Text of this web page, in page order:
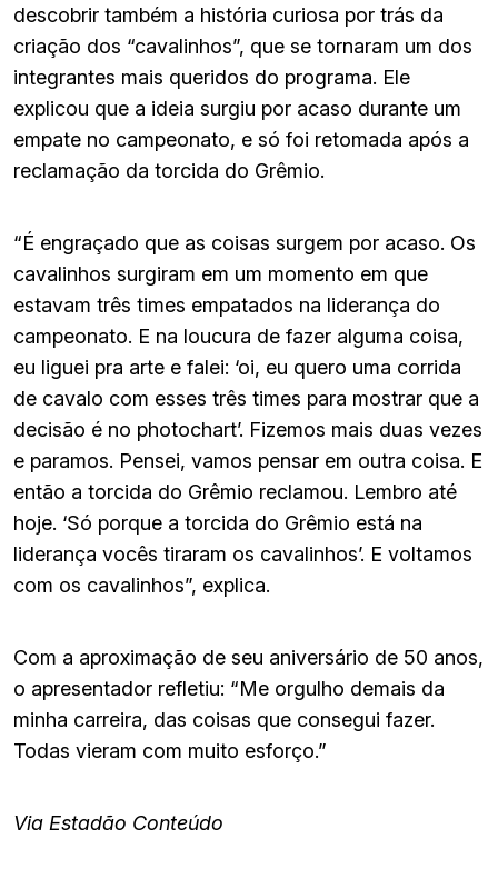
descobrir também a história curiosa por trás da
criação dos “cavalinhos”, que se tornaram um dos
integrantes mais queridos do programa. Ele
explicou que a ideia surgiu por acaso durante um
empate no campeonato, e só foi retomada após a
reclamação da torcida do Grêmio.
“É engraçado que as coisas surgem por acaso. Os
cavalinhos surgiram em um momento em que
estavam três times empatados na liderança do
campeonato. E na loucura de fazer alguma coisa,
eu liguei pra arte e falei: ‘oi, eu quero uma corrida
de cavalo com esses três times para mostrar que a
decisão é no photochart’. Fizemos mais duas vezes
e paramos. Pensei, vamos pensar em outra coisa. E
então a torcida do Grêmio reclamou. Lembro até
hoje. ‘Só porque a torcida do Grêmio está na
liderança vocês tiraram os cavalinhos’. E voltamos
com os cavalinhos”, explica.
Com a aproximação de seu aniversário de 50 anos,
o apresentador refletiu: “Me orgulho demais da
minha carreira, das coisas que consegui fazer.
Todas vieram com muito esforço.”
Via Estadão Conteúdo